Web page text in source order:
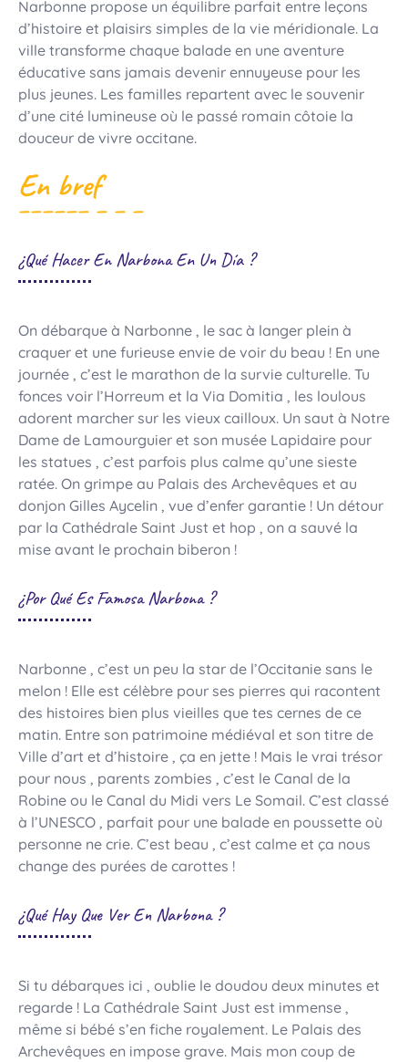
Narbonne propose un équilibre parfait entre leçons
d’histoire et plaisirs simples de la vie méridionale. La
ville transforme chaque balade en une aventure
éducative sans jamais devenir ennuyeuse pour les
plus jeunes. Les familles repartent avec le souvenir
d’une cité lumineuse où le passé romain côtoie la
douceur de vivre occitane.
En bref
¿Qué Hacer En Narbona En Un Día ?
On débarque à Narbonne , le sac à langer plein à
craquer et une furieuse envie de voir du beau ! En une
journée , c’est le marathon de la survie culturelle. Tu
fonces voir l’Horreum et la Via Domitia , les loulous
adorent marcher sur les vieux cailloux. Un saut à Notre
Dame de Lamourguier et son musée Lapidaire pour
les statues , c’est parfois plus calme qu’une sieste
ratée. On grimpe au Palais des Archevêques et au
donjon Gilles Aycelin , vue d’enfer garantie ! Un détour
par la Cathédrale Saint Just et hop , on a sauvé la
mise avant le prochain biberon !
¿Por Qué Es Famosa Narbona ?
Narbonne , c’est un peu la star de l’Occitanie sans le
melon ! Elle est célèbre pour ses pierres qui racontent
des histoires bien plus vieilles que tes cernes de ce
matin. Entre son patrimoine médiéval et son titre de
Ville d’art et d’histoire , ça en jette ! Mais le vrai trésor
pour nous , parents zombies , c’est le Canal de la
Robine ou le Canal du Midi vers Le Somail. C’est classé
à l’UNESCO , parfait pour une balade en poussette où
personne ne crie. C’est beau , c’est calme et ça nous
change des purées de carottes !
¿Qué Hay Que Ver En Narbona ?
Si tu débarques ici , oublie le doudou deux minutes et
regarde ! La Cathédrale Saint Just est immense ,
même si bébé s’en fiche royalement. Le Palais des
Archevêques en impose grave. Mais mon coup de